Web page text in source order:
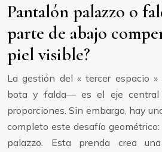
Pantalón palazzo o
parte de abajo
piel visible?
La gestión del « tercer espacio
bota y falda— es el eje central
proporciones. Sin embargo, hay
completo este desafío
palazzo. Esta prenda crea